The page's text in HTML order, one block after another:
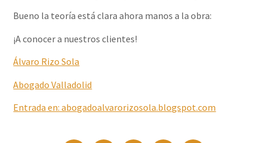
Bueno la teoría está clara ahora manos a la obra:
¡A conocer a nuestros clientes!
Álvaro Rizo Sola
Abogado Valladolid
Entrada en: abogadoalvarorizosola.blogspot.com